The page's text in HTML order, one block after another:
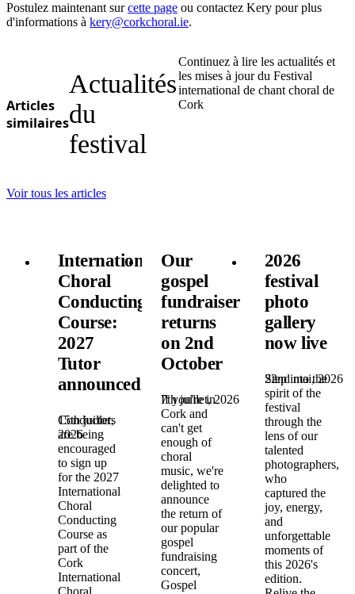
Postulez maintenant surcette page ou contactez Kery pour plus
d'informations à kery@corkchoral.ie.
Articles
similaires
Actualités
du
festival
Continuez à lire les actualités et
les mises à jour du Festival
international de chant choral de
Cork
Voir tous les articles
International
Choral
Conducting
Course:
2027
Tutor
announced!
15th juillet,
2026
Conductors
are being
encouraged
to sign up
for the 2027
International
Choral
Conducting
Course as
part of the
Cork
International
Choral
Our
gospel
fundraiser
returns
on 2nd
October
7th juillet, 2026
If you're in
Cork and
can't get
enough of
choral
music, we're
delighted to
announce
the return of
our popular
gospel
fundraising
concert,
Gospel
2026
festival
photo
gallery
now live
22nd mai, 2026
Step into the
spirit of the
festival
through the
lens of our
talented
photographers,
who
captured the
joy, energy,
and
unforgettable
moments of
this 2026's
edition.